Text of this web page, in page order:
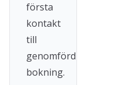
första
kontakt
till
genomförd
bokning.